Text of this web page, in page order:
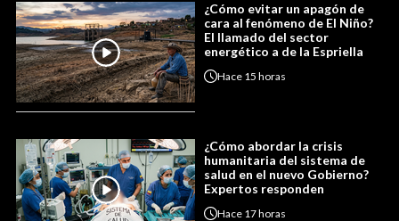
¿Cómo evitar un apagón de
cara al fenómeno de El Niño?
El llamado del sector
energético a de la Espriella
Hace 15 horas
¿Cómo abordar la crisis
humanitaria del sistema de
salud en el nuevo Gobierno?
Expertos responden
Hace 17 horas